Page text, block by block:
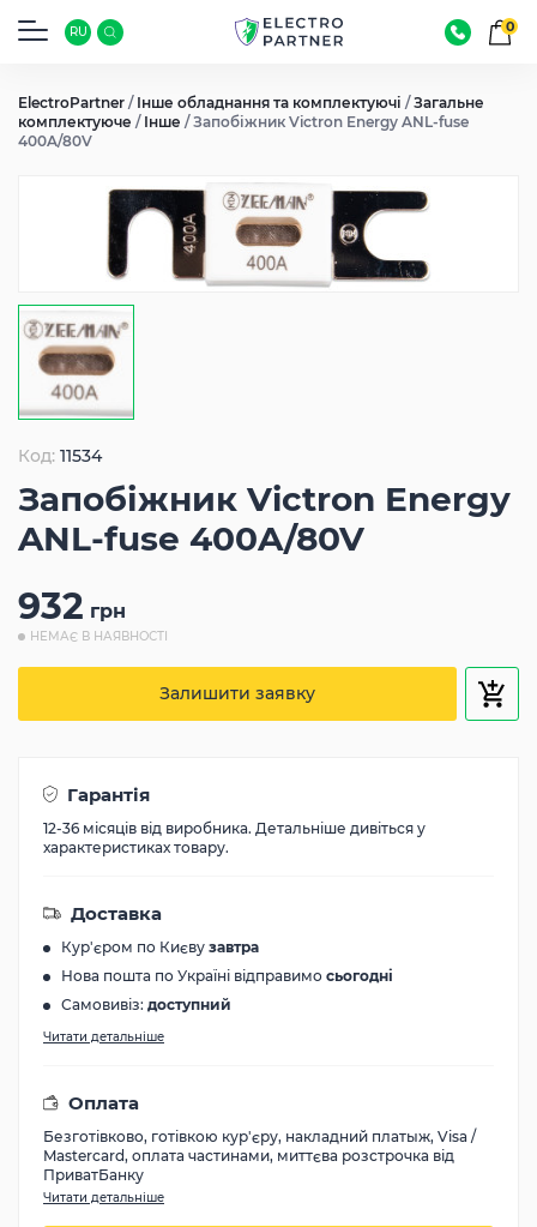
RU 0
ElectroPartner / Інше обладнання та комплектуючі /Загальне
комплектуюче / Інше /Запобіжник Victron Energy ANL-fuse
400A/80V
Код: 11534
Запобіжник Victron Energy
ANL-fuse 400A/80V
932 грн
НЕМАЄ В НАЯВНОСТІ
Залишити заявку
Гарантія
12-36 місяців від виробника. Детальніше дивіться у
характеристиках товару.
Доставка
Кур'єром по Києву завтра
Нова пошта по Україні відправимо сьогодні
Самовивіз: доступний
Читати детальніше
Оплата
Безготівково, готівкою кур'єру, накладний платыж, Visa /
Mastercard, оплата частинами, миттєва розстрочка від
ПриватБанку
Читати детальніше